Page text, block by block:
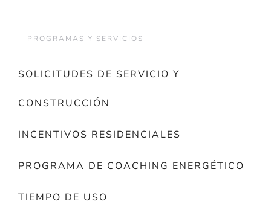
PROGRAMAS Y SERVICIOS
SOLICITUDES DE SERVICIO Y
CONSTRUCCIÓN
INCENTIVOS RESIDENCIALES
PROGRAMA DE COACHING ENERGÉTICO
TIEMPO DE USO